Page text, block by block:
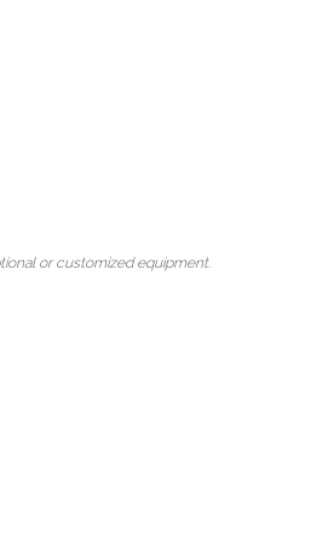
or customized equipment.